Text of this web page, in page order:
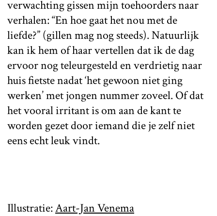
verwachting gissen mijn toehoorders naar
verhalen: “En hoe gaat het nou met de
liefde?” (gillen mag nog steeds). Natuurlijk
kan ik hem of haar vertellen dat ik de dag
ervoor nog teleurgesteld en verdrietig naar
huis fietste nadat ‘het gewoon niet ging
werken’ met jongen nummer zoveel. Of dat
het vooral irritant is om aan de kant te
worden gezet door iemand die je zelf niet
eens echt leuk vindt.
Illustratie:Aart-Jan Venema